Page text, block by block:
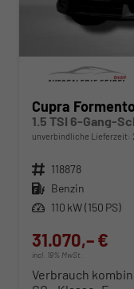
Cupra
1.5 TSI 6-Gang-
unverbindliche Lieferzeit:
Fahrzeugnr. 118878
Kraftstoff Benzin
Leistung 110 kW (150 PS)
31.070,– €
incl. 19% MwSt.
Verbrauch